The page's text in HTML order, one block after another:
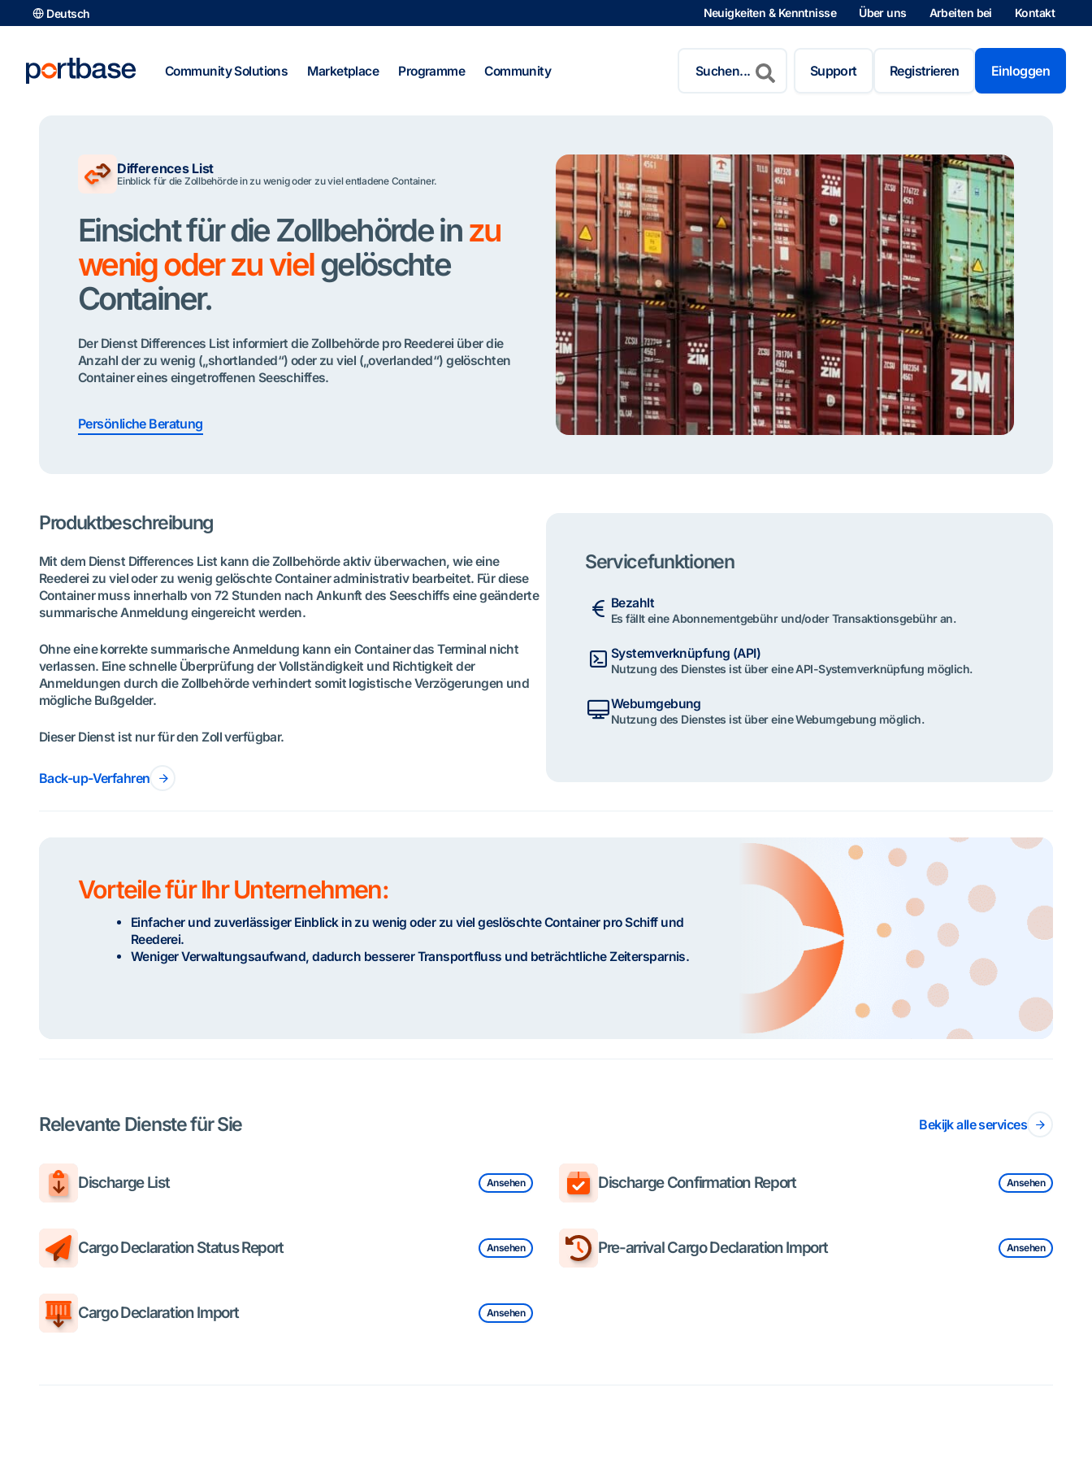
Inhalt
Deutsch Neuigkeiten & Kenntnisse Über uns Arbeiten bei Kontakt
Community Solutions Marketplace Programme Community
for:
Support Registrieren Einloggen
Differences List
Einblick für die Zollbehörde in zu wenig oder zu viel entladene Container.
Einsicht für die Zollbehörde inzu
wenig oder zu vielgelöschte
Container.
Der Dienst Differences List informiert die Zollbehörde pro Reederei über die
Anzahl der zu wenig („shortlanded“) oder zu viel („overlanded“) gelöschten
Container eines eingetroffenen Seeschiffes.
Persönliche Beratung
Produktbeschreibung
Mit dem Dienst Differences List kann die Zollbehörde aktiv überwachen, wie eine
Reederei zu viel oder zu wenig gelöschte Container administrativ bearbeitet. Für diese
Container muss innerhalb von 72 Stunden nach Ankunft des Seeschiffs eine geänderte
summarische Anmeldung eingereicht werden.
Ohne eine korrekte summarische Anmeldung kann ein Container das Terminal nicht
verlassen. Eine schnelle Überprüfung der Vollständigkeit und Richtigkeit der
Anmeldungen durch die Zollbehörde verhindert somit logistische Verzögerungen und
mögliche Bußgelder.
Dieser Dienst ist nur für den Zoll verfügbar.
Back-up-Verfahren
Servicefunktionen
Bezahlt
Es fällt eine Abonnementgebühr und/oder Transaktionsgebühr an.
Systemverknüpfung (API)
Nutzung des Dienstes ist über eine API-Systemverknüpfung möglich.
Webumgebung
Nutzung des Dienstes ist über eine Webumgebung möglich.
Vorteile für Ihr Unternehmen:
Einfacher und zuverlässiger Einblick in zu wenig oder zu viel geslöschte Container pro Schiff und
Reederei.
Weniger Verwaltungsaufwand, dadurch besserer Transportfluss und beträchtliche Zeitersparnis.
Relevante Dienste für Sie Bekijk alle services
Discharge List Ansehen Discharge Confirmation Report Ansehen
Cargo Declaration Status Report Ansehen Pre-arrival Cargo Declaration Import Ansehen
Cargo Declaration Import Ansehen